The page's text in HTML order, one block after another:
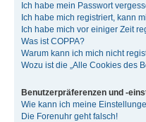
Ich habe mein Passwort
Ich habe mich registriert, kann
Ich habe mich vor einiger Zeit
Was ist COPPA?
Warum kann ich mich nicht
Wozu ist die „Alle Cookies des
Benutzerpräferenzen und -
Wie kann ich meine
Die Forenuhr geht falsch!